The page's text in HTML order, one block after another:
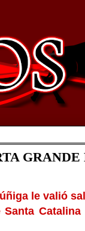
GRANDE
le valió